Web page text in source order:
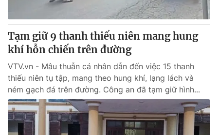
Tạm giữ 9 thanh thiếu niên mang hung
khí hỗn chiến trên đường
VTV.vn - Mâu thuẫn cá nhân dẫn đến việc 15 thanh
thiếu niên tụ tập, mang theo hung khí, lạng lách và
ném gạch đá trên đường. Công an đã tạm giữ hình...